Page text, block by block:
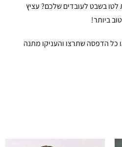
לטו בשבט לעובדים שלכם? עציץ
ביותר!
כל הדפסה שתרצו והעניקו מתנה